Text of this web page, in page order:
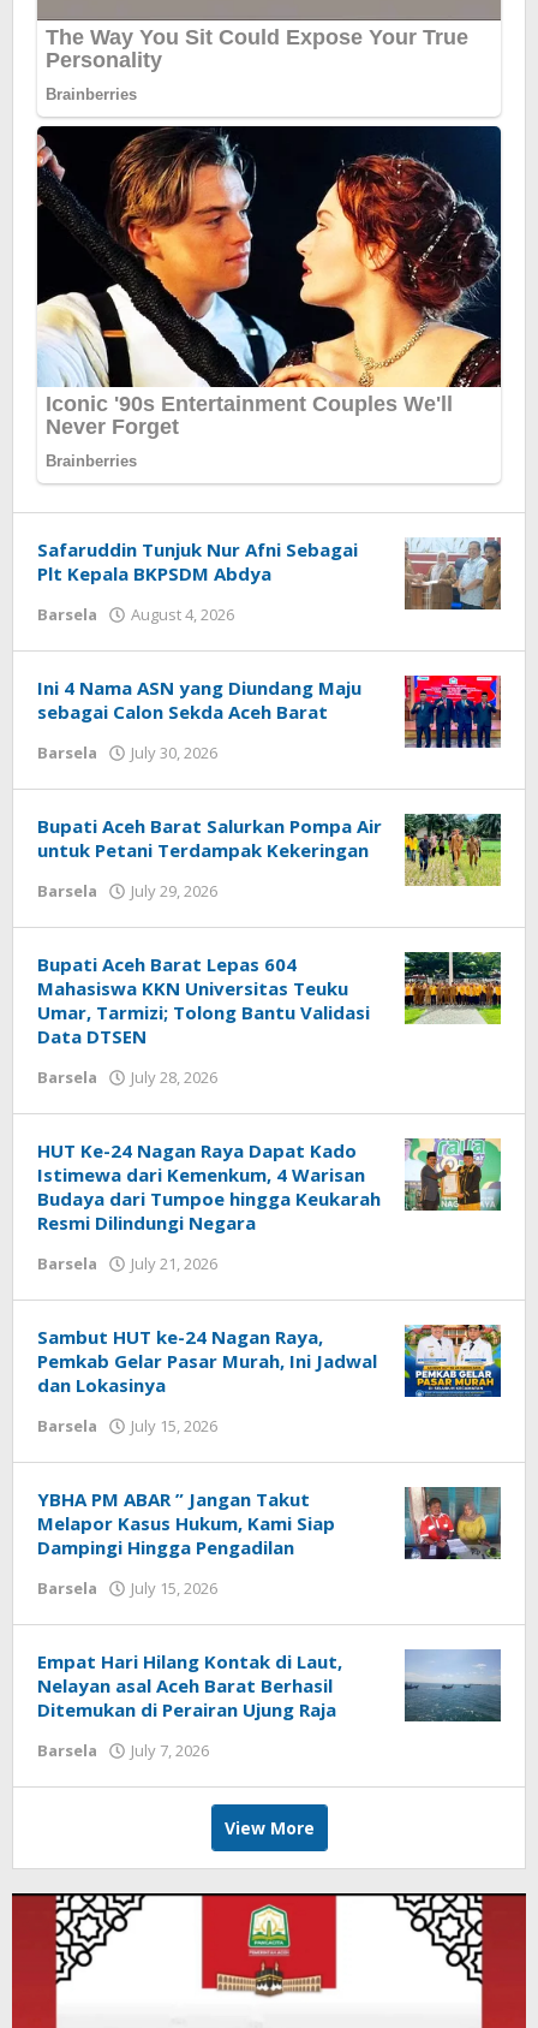
Safaruddin Tunjuk Nur Afni Sebagai
Plt Kepala BKPSDM Abdya
Barsela August 4, 2026
Ini 4 Nama ASN yang Diundang Maju
sebagai Calon Sekda Aceh Barat
Barsela July 30, 2026
Bupati Aceh Barat Salurkan Pompa Air
untuk Petani Terdampak Kekeringan
Barsela July 29, 2026
Bupati Aceh Barat Lepas 604
Mahasiswa KKN Universitas Teuku
Umar, Tarmizi; Tolong Bantu Validasi
Data DTSEN
Barsela July 28, 2026
HUT Ke-24 Nagan Raya Dapat Kado
Istimewa dari Kemenkum, 4 Warisan
Budaya dari Tumpoe hingga Keukarah
Resmi Dilindungi Negara
Barsela July 21, 2026
Sambut HUT ke-24 Nagan Raya,
Pemkab Gelar Pasar Murah, Ini Jadwal
dan Lokasinya
Barsela July 15, 2026
YBHA PM ABAR ” Jangan Takut
Melapor Kasus Hukum, Kami Siap
Dampingi Hingga Pengadilan
Barsela July 15, 2026
Empat Hari Hilang Kontak di Laut,
Nelayan asal Aceh Barat Berhasil
Ditemukan di Perairan Ujung Raja
Barsela July 7, 2026
View More